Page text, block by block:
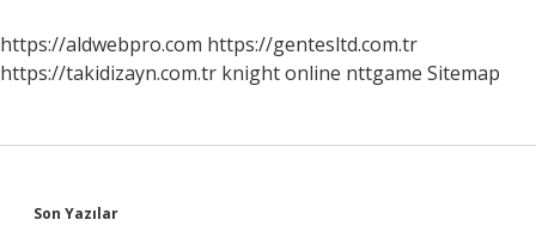
https://aldwebpro.com https://gentesltd.com.tr
https://takidizayn.com.tr knight online nttgame Sitemap
Son Yazılar